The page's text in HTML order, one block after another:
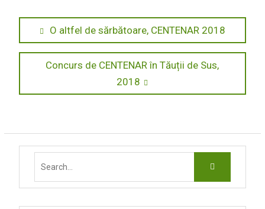
Navigare
în
articole
Previous
post:
O altfel de sărbătoare, CENTENAR 2018
Next
Concurs de CENTENAR în Tăuții de Sus,
2018